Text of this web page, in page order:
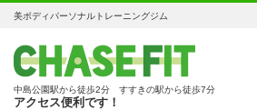
美ボディパーソナルトレーニングジム
中島公園駅から徒歩2分 すすきの駅から徒歩7分
アクセス便利です！